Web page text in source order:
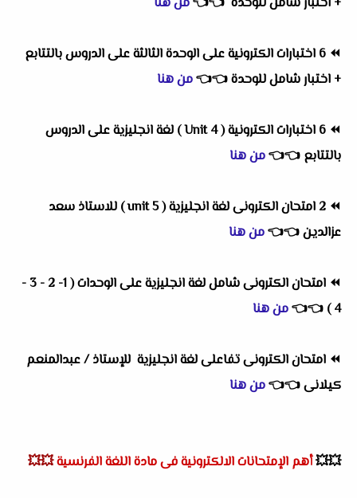
⏪
6 اختبارات الكترونية على الوحدة الثالثة على الدروس بالتتابع
+ اختبار شامل للوحدة👈
👈من هنا
⏪
6 اختبارات الكترونية ( Unit 4 ) لغة انجليزية على الدروس
بالتتابع 👈
👈من هنا
⏪
2 امتحان الكترونى لغة انجليزية ( unit 5 ) للاستاذ سعد
عزالدين👈
👈من هنا
⏪
امتحان الكترونى شامل لغة انجليزية على الوحدات ( 1- 2 - 3 -
4 )
👈
👈من هنا
⏪ امتحان الكترونى تفاعلى لغة انجليزية للإستاذ / عبدالمنعم
كيلانى👈
👈من هنا
💥💥أهم الإمتحانات الالكترونية فى مادة اللغة الفرنسية💥💥